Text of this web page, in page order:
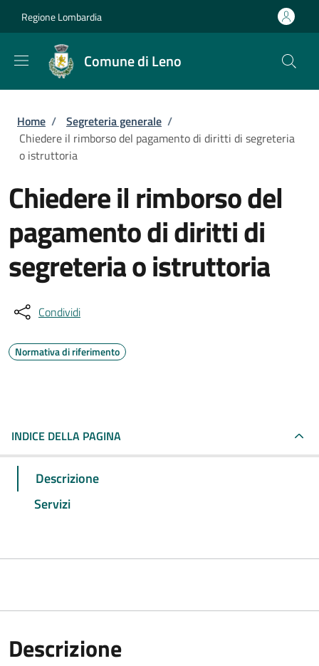
Regione Lombardia
Comune di Leno
Briciole di pane
Home / Segreteria generale /
Chiedere il rimborso del pagamento di diritti di segreteria
o istruttoria
Chiedere il rimborso del
pagamento di diritti di
segreteria o istruttoria
Condividi
Normativa di riferimento
INDICE DELLA PAGINA
Descrizione
Servizi
Descrizione